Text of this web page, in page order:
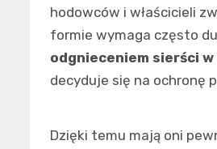
hodowców i właścicieli
formie wymaga często
odgnieceniem sierści
decyduje się na ochronę
Dzięki temu mają oni